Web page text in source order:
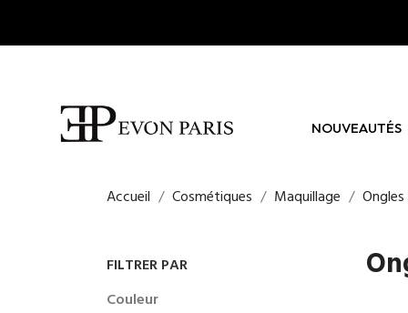
NOUVEAUTÉS
Accueil Cosmétiques Maquillage Ongles
FILTRER PAR
Couleur